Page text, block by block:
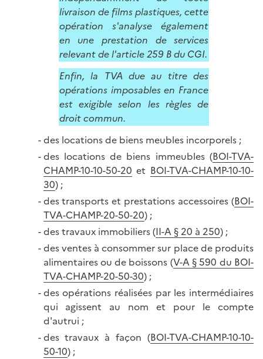
livraison de films plastiques, cette
opération s'analyse également
en une prestation de services
relevant de l'article 259 B du CGI.
Enfin, la TVA due au titre des
opérations imposables en France
est exigible selon les règles de
droit commun.
des locations de biens meubles incorporels ;
des locations de biens immeubles (BOI-TVA-
CHAMP-10-10-50-20 et BOI-TVA-CHAMP-10-10-
30) ;
des transports et prestations accessoires (BOI-
TVA-CHAMP-20-50-20) ;
des travaux immobiliers (II-A § 20 à 250) ;
des ventes à consommer sur place de produits
alimentaires ou de boissons (V-A § 590 du BOI-
TVA-CHAMP-20-50-30) ;
des opérations réalisées par les intermédiaires
qui agissent au nom et pour le compte
d'autrui ;
des travaux à façon (BOI-TVA-CHAMP-10-10-
50-10) ;